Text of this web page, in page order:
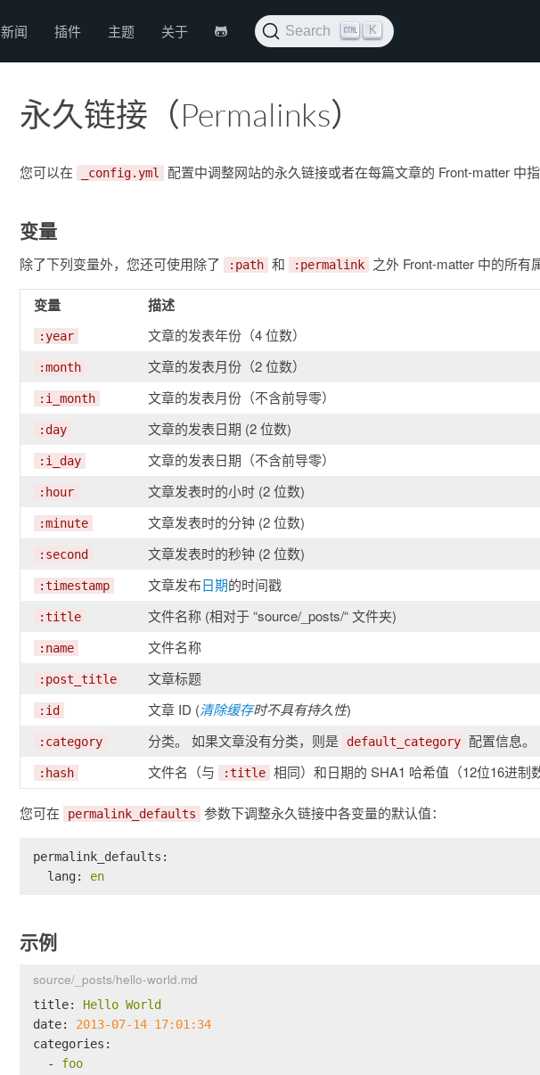
新闻 插件 主题 关于 Search K
永久链接（Permalinks）
您可以在 _config.yml 配置中调整网站的永久链接或者在每篇文章的 Front-matter 中
变量
除了下列变量外，您还可使用除了 :path 和 :permalink 之外 Front-matter 中的所有
变量 描述
:year 文章的发表年份（4 位数）
:month 文章的发表月份（2 位数）
:i_month 文章的发表月份（不含前导零）
:day 文章的发表日期 (2 位数)
:i_day 文章的发表日期（不含前导零）
:hour 文章发表时的小时 (2 位数)
:minute 文章发表时的分钟 (2 位数)
:second 文章发表时的秒钟 (2 位数)
:timestamp 文章发布日期的时间戳
:title 文件名称 (相对于 “source/_posts/“ 文件夹)
:name 文件名称
:post_title 文章标题
:id 文章 ID (清除缓存时不具有持久性)
:category 分类。 如果文章没有分类，则是 default_category 配置信息。
:hash 文件名（与 :title 相同）和日期的 SHA1 哈希值（12位16进制
您可在 permalink_defaults 参数下调整永久链接中各变量的默认值：
permalink_defaults:
lang:
en
示例
source/_posts/hello-world.md
title: Hello World
date:
2013-07-14 17:01:34
categories:
-
foo